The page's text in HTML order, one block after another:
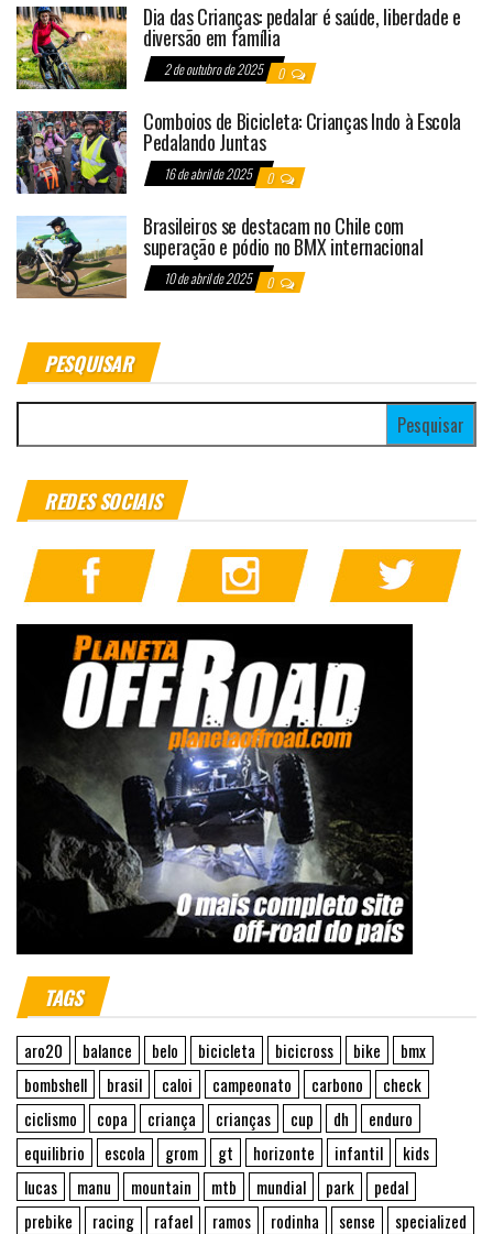
Dia das Crianças: pedalar é saúde, liberdade e
diversão em família
2 de outubro de 2025 0
Comboios de Bicicleta: Crianças Indo à Escola
Pedalando Juntas
16 de abril de 2025 0
Brasileiros se destacam no Chile com
superação e pódio no BMX internacional
10 de abril de 2025 0
PESQUISAR
REDES SOCIAIS
TAGS
aro20 balance belo bicicleta bicicross bike
bmx
bombshell
brasil caloi campeonato carbono
check
ciclismo
copa criança crianças cup dh
enduro
equilibrio
escola grom gt horizonte infantil
kids
lucas
manu mountain mtb mundial park
pedal
prebike
racing rafael ramos rodinha sense
specialized